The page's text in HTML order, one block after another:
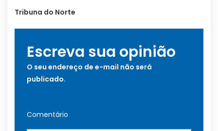
Tribuna do Norte
Escreva sua opinião
O seu endereço de e-mail não será
publicado.
Comentário